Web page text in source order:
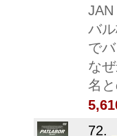
バ
で
な
名
72.